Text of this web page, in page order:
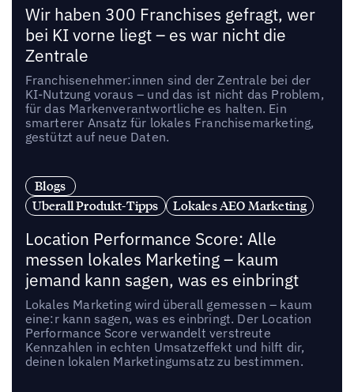
Wir haben 300 Franchises gefragt, wer
bei KI vorne liegt – es war nicht die
Zentrale
Franchisenehmer:innen sind der Zentrale bei der
KI-Nutzung voraus – und das ist nicht das Problem,
für das Markenverantwortliche es halten. Ein
smarterer Ansatz für lokales Franchisemarketing,
gestützt auf neue Daten.
Blogs
Uberall Produkt-Tipps
Lokales AEO Marketing
Location Performance Score: Alle
messen lokales Marketing – kaum
jemand kann sagen, was es einbringt
Lokales Marketing wird überall gemessen – kaum
eine:r kann sagen, was es einbringt. Der Location
Performance Score verwandelt verstreute
Kennzahlen in echten Umsatzeffekt und hilft dir,
deinen lokalen Marketingumsatz zu bestimmen.